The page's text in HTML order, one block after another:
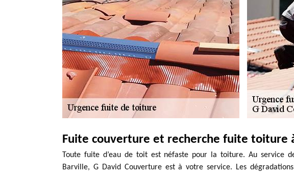
Fuite couverture et recherche fuite toiture
Toute fuite d’eau de toit est néfaste pour la toiture. Au service
Barville, G David Couverture est à votre service. Les